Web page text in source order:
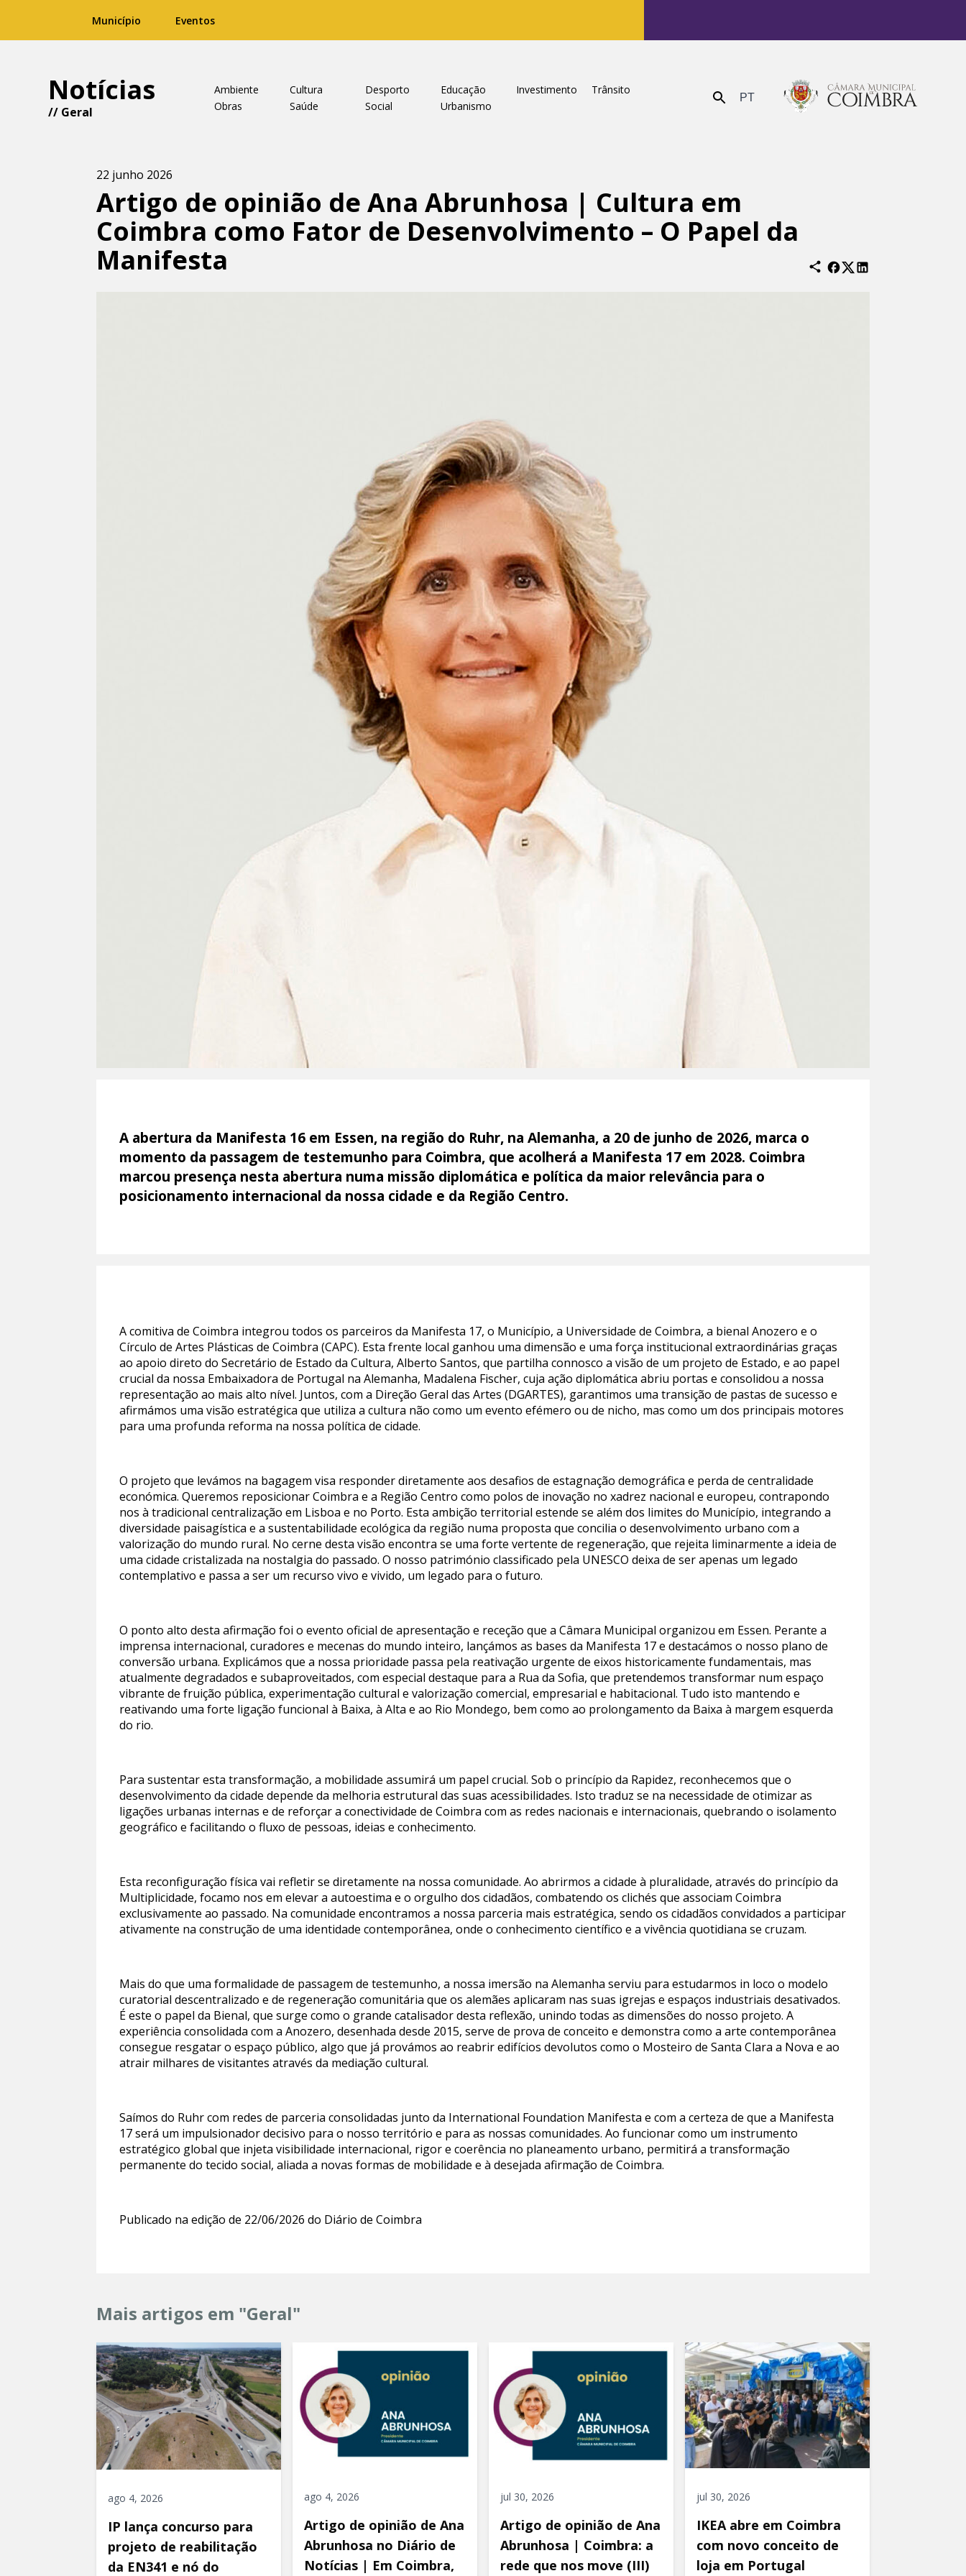
Município Eventos
Notícias
// Geral
Ambiente Cultura Desporto Educação Investimento
Trânsito
Obras
Saúde Social Urbanismo Enviar PT
22 junho 2026
Artigo de opinião de Ana Abrunhosa | Cultura em
Coimbra como Fator de Desenvolvimento – O Papel da
Manifesta
A abertura da Manifesta 16 em Essen, na região do Ruhr, na Alemanha, a 20 de junho de 2026, marca o
momento da passagem de testemunho para Coimbra, que acolherá a Manifesta 17 em 2028. Coimbra
marcou presença nesta abertura numa missão diplomática e política da maior relevância para o
posicionamento internacional da nossa cidade e da Região Centro.
A comitiva de Coimbra integrou todos os parceiros da Manifesta 17, o Município, a Universidade de Coimbra, a bienal Anozero e o
Círculo de Artes Plásticas de Coimbra (CAPC). Esta frente local ganhou uma dimensão e uma força institucional extraordinárias graças
ao apoio direto do Secretário de Estado da Cultura, Alberto Santos, que partilha connosco a visão de um projeto de Estado, e ao papel
crucial da nossa Embaixadora de Portugal na Alemanha, Madalena Fischer, cuja ação diplomática abriu portas e consolidou a nossa
representação ao mais alto nível. Juntos, com a Direção Geral das Artes (DGARTES), garantimos uma transição de pastas de sucesso e
afirmámos uma visão estratégica que utiliza a cultura não como um evento efémero ou de nicho, mas como um dos principais motores
para uma profunda reforma na nossa política de cidade.
O projeto que levámos na bagagem visa responder diretamente aos desafios de estagnação demográfica e perda de centralidade
económica. Queremos reposicionar Coimbra e a Região Centro como polos de inovação no xadrez nacional e europeu, contrapondo
nos à tradicional centralização em Lisboa e no Porto. Esta ambição territorial estende se além dos limites do Município, integrando a
diversidade paisagística e a sustentabilidade ecológica da região numa proposta que concilia o desenvolvimento urbano com a
valorização do mundo rural. No cerne desta visão encontra se uma forte vertente de regeneração, que rejeita liminarmente a ideia de
uma cidade cristalizada na nostalgia do passado. O nosso património classificado pela UNESCO deixa de ser apenas um legado
contemplativo e passa a ser um recurso vivo e vivido, um legado para o futuro.
O ponto alto desta afirmação foi o evento oficial de apresentação e receção que a Câmara Municipal organizou em Essen. Perante a
imprensa internacional, curadores e mecenas do mundo inteiro, lançámos as bases da Manifesta 17 e destacámos o nosso plano de
conversão urbana. Explicámos que a nossa prioridade passa pela reativação urgente de eixos historicamente fundamentais, mas
atualmente degradados e subaproveitados, com especial destaque para a Rua da Sofia, que pretendemos transformar num espaço
vibrante de fruição pública, experimentação cultural e valorização comercial, empresarial e habitacional. Tudo isto mantendo e
reativando uma forte ligação funcional à Baixa, à Alta e ao Rio Mondego, bem como ao prolongamento da Baixa à margem esquerda
do rio.
Para sustentar esta transformação, a mobilidade assumirá um papel crucial. Sob o princípio da Rapidez, reconhecemos que o
desenvolvimento da cidade depende da melhoria estrutural das suas acessibilidades. Isto traduz se na necessidade de otimizar as
ligações urbanas internas e de reforçar a conectividade de Coimbra com as redes nacionais e internacionais, quebrando o isolamento
geográfico e facilitando o fluxo de pessoas, ideias e conhecimento.
Esta reconfiguração física vai refletir se diretamente na nossa comunidade. Ao abrirmos a cidade à pluralidade, através do princípio da
Multiplicidade, focamo nos em elevar a autoestima e o orgulho dos cidadãos, combatendo os clichés que associam Coimbra
exclusivamente ao passado. Na comunidade encontramos a nossa parceria mais estratégica, sendo os cidadãos convidados a participar
ativamente na construção de uma identidade contemporânea, onde o conhecimento científico e a vivência quotidiana se cruzam.
Mais do que uma formalidade de passagem de testemunho, a nossa imersão na Alemanha serviu para estudarmos in loco o modelo
curatorial descentralizado e de regeneração comunitária que os alemães aplicaram nas suas igrejas e espaços industriais desativados.
É este o papel da Bienal, que surge como o grande catalisador desta reflexão, unindo todas as dimensões do nosso projeto. A
experiência consolidada com a Anozero, desenhada desde 2015, serve de prova de conceito e demonstra como a arte contemporânea
consegue resgatar o espaço público, algo que já provámos ao reabrir edifícios devolutos como o Mosteiro de Santa Clara a Nova e ao
atrair milhares de visitantes através da mediação cultural.
Saímos do Ruhr com redes de parceria consolidadas junto da International Foundation Manifesta e com a certeza de que a Manifesta
17 será um impulsionador decisivo para o nosso território e para as nossas comunidades. Ao funcionar como um instrumento
estratégico global que injeta visibilidade internacional, rigor e coerência no planeamento urbano, permitirá a transformação
permanente do tecido social, aliada a novas formas de mobilidade e à desejada afirmação de Coimbra.
Publicado na edição de 22/06/2026 do Diário de Coimbra
Mais artigos em "Geral"
ago 4, 2026
IP lança concurso para
projeto de reabilitação
da EN341 e nó do
ago 4, 2026
Artigo de opinião de Ana
Abrunhosa no Diário de
Notícias | Em Coimbra,
jul 30, 2026
Artigo de opinião de Ana
Abrunhosa | Coimbra: a
rede que nos move (III)
jul 30, 2026
IKEA abre em Coimbra
com novo conceito de
loja em Portugal